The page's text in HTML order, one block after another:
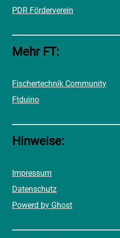
PDR Förderverein
Mehr FT:
Fischertechnik Community
Ftduino
Hinweise:
Impressum
Datenschutz
Powerd by Ghost